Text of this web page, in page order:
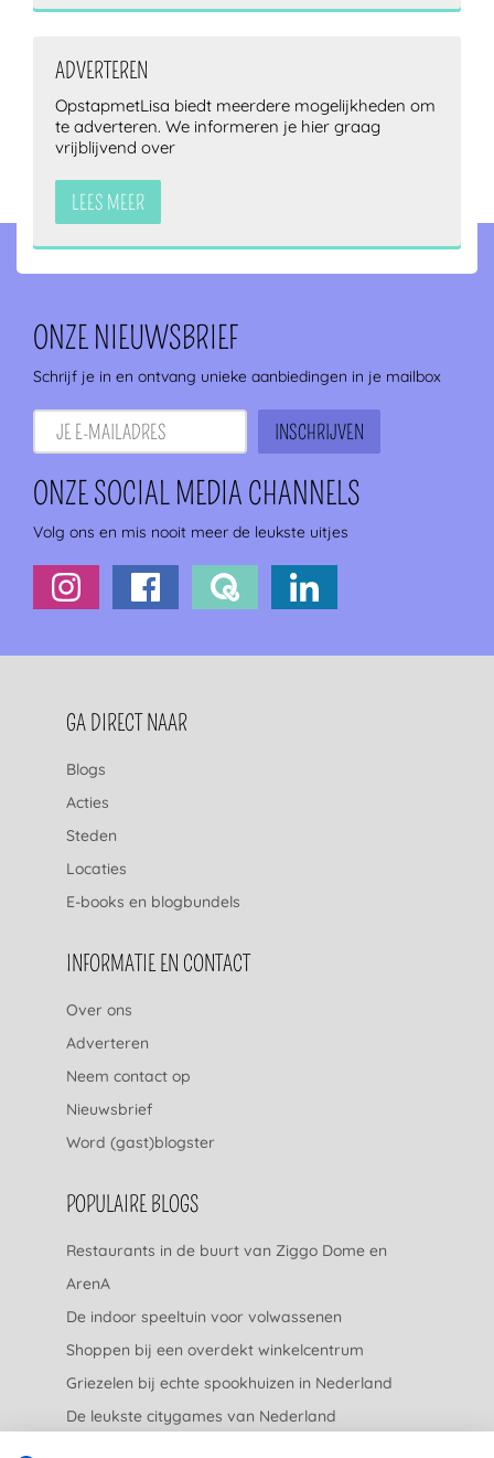
ADVERTEREN
OpstapmetLisa biedt meerdere mogelijkheden om
te adverteren. We informeren je hier graag
vrijblijvend over
LEES MEER
ONZE NIEUWSBRIEF
Schrijf je in en ontvang unieke aanbiedingen in je mailbox
ONZE SOCIAL MEDIA CHANNELS
Volg ons en mis nooit meer de leukste uitjes
FOOTERNAVIGATIE
GA DIRECT NAAR
Blogs
Acties
Steden
Locaties
E-books en blogbundels
INFORMATIE EN CONTACT
Over ons
Adverteren
Neem contact op
Nieuwsbrief
Word (gast)blogster
POPULAIRE BLOGS
Restaurants in de buurt van Ziggo Dome en
ArenA
De indoor speeltuin voor volwassenen
Shoppen bij een overdekt winkelcentrum
Griezelen bij echte spookhuizen in Nederland
De leukste citygames van Nederland